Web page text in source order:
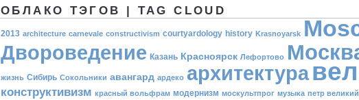
ОБЛАКО ТЭГОВ | TAG CLOUD
2013 architecture carnevale constructivism courtyardology history Krasnoyarsk
Двороведение Казань Красноярск Лефортово
жизнь Сибирь Сокольники авангард ардеко архитектура
конструктивизм красный вольфрам модернизм москультпрог музыка петр великий